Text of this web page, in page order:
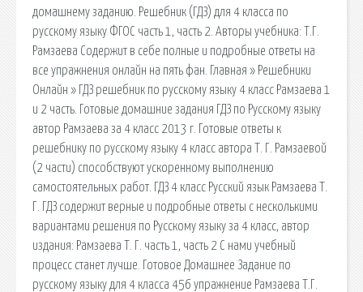
домашнему заданию. Решебник (ГДЗ) для 4 класса по
русскому языку ФГОС часть 1, часть 2. Авторы учебника: Т.Г.
Рамзаева Содержит в себе полные и подробные ответы на
все упражнения онлайн на пять фан. Главная » Решебники
Онлайн » ГДЗ решебник по русскому языку 4 класс Рамзаева 1
и 2 часть. Готовые домашние задания ГДЗ по Русскому языку
автор Рамзаева за 4 класс 2013 г. Готовые ответы к
решебнику по русскому языку 4 класс автора Т. Г. Рамзаевой
(2 части) способствуют ускоренному выполнению
самостоятельных работ. ГДЗ 4 класс Русский язык Рамзаева Т.
Г. ГДЗ содержит верные и подробные ответы с несколькими
вариантами решения по Русскому языку за 4 класс, автор
издания: Рамзаева Т. Г. часть 1, часть 2 С нами учебный
процесс станет лучше. Готовое Домашнее Задание по
русскому языку для 4 класса 456 упражнение Рамзаева Т.Г.